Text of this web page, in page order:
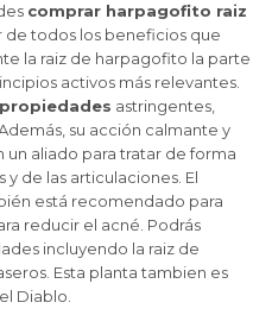
comprar harpagofito raiz
de todos los beneficios que
la raiz de harpagofito la parte
activos más relevantes.
astringentes,
su acción calmante y
aliado para tratar de forma
de las articulaciones. El
está recomendado para
reducir el acné. Podrás
incluyendo la raiz de
Esta planta tambien es
Diablo.